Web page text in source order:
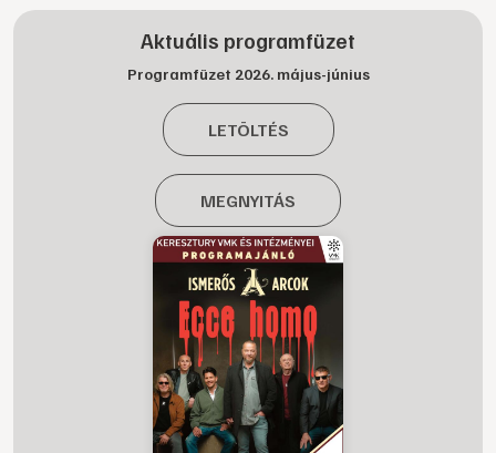
Aktuális programfüzet
Programfüzet 2026. május-június
LETÖLTÉS
MEGNYITÁS